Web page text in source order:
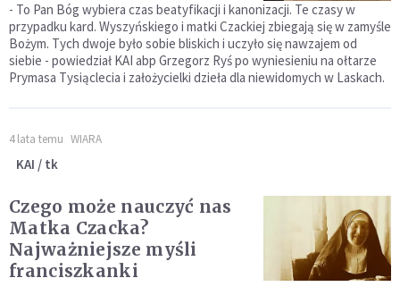
- To Pan Bóg wybiera czas beatyfikacji i kanonizacji. Te czasy w
przypadku kard. Wyszyńskiego i matki Czackiej zbiegają się w zamyśle
Bożym. Tych dwoje było sobie bliskich i uczyło się nawzajem od
siebie - powiedział KAI abp Grzegorz Ryś po wyniesieniu na ołtarze
Prymasa Tysiąclecia i założycielki dzieła dla niewidomych w Laskach.
4 lata temu WIARA
KAI / tk
Czego może nauczyć nas
Matka Czacka?
Najważniejsze myśli
franciszkanki